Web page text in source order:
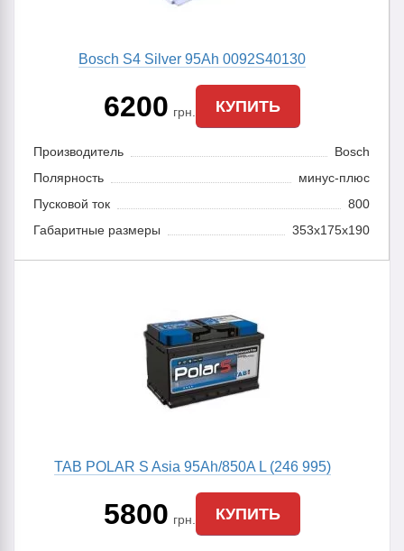
Bosch S4 Silver 95Ah 0092S40130
6200 грн. КУПИТЬ
Производитель
Bosch
Полярность
минус-плюс
Пусковой ток
800
Габаритные размеры
353x175x190
TAB POLAR S Asia 95Ah/850A L (246 995)
5800 грн. КУПИТЬ